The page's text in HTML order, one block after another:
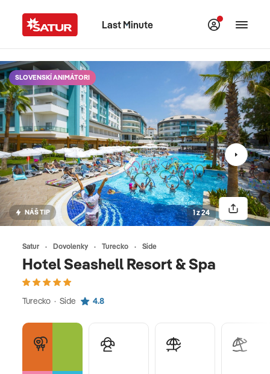
Last Minute
Satur Dovolenky Turecko Side
Hotel Seashell Resort & Spa
Turecko · Side 4.8
SLOVENSKÍ ANIMÁTORI
NÁŠ TIP 1 z 24